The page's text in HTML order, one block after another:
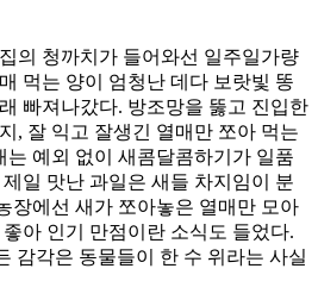
의 청까치가 들어와선 일주일가량
먹는 양이 엄청난 데다 보랏빛 똥
빠져나갔다. 방조망을 뚫고 진입한
, 잘 익고 잘생긴 열매만 쪼아 먹는
는 예외 없이 새콤달콤하기가 일품
일 맛난 과일은 새들 차지임이 분
장에선 새가 쪼아놓은 열매만 모아
아 인기 만점이란 소식도 들었다.
감각은 동물들이 한 수 위라는 사실